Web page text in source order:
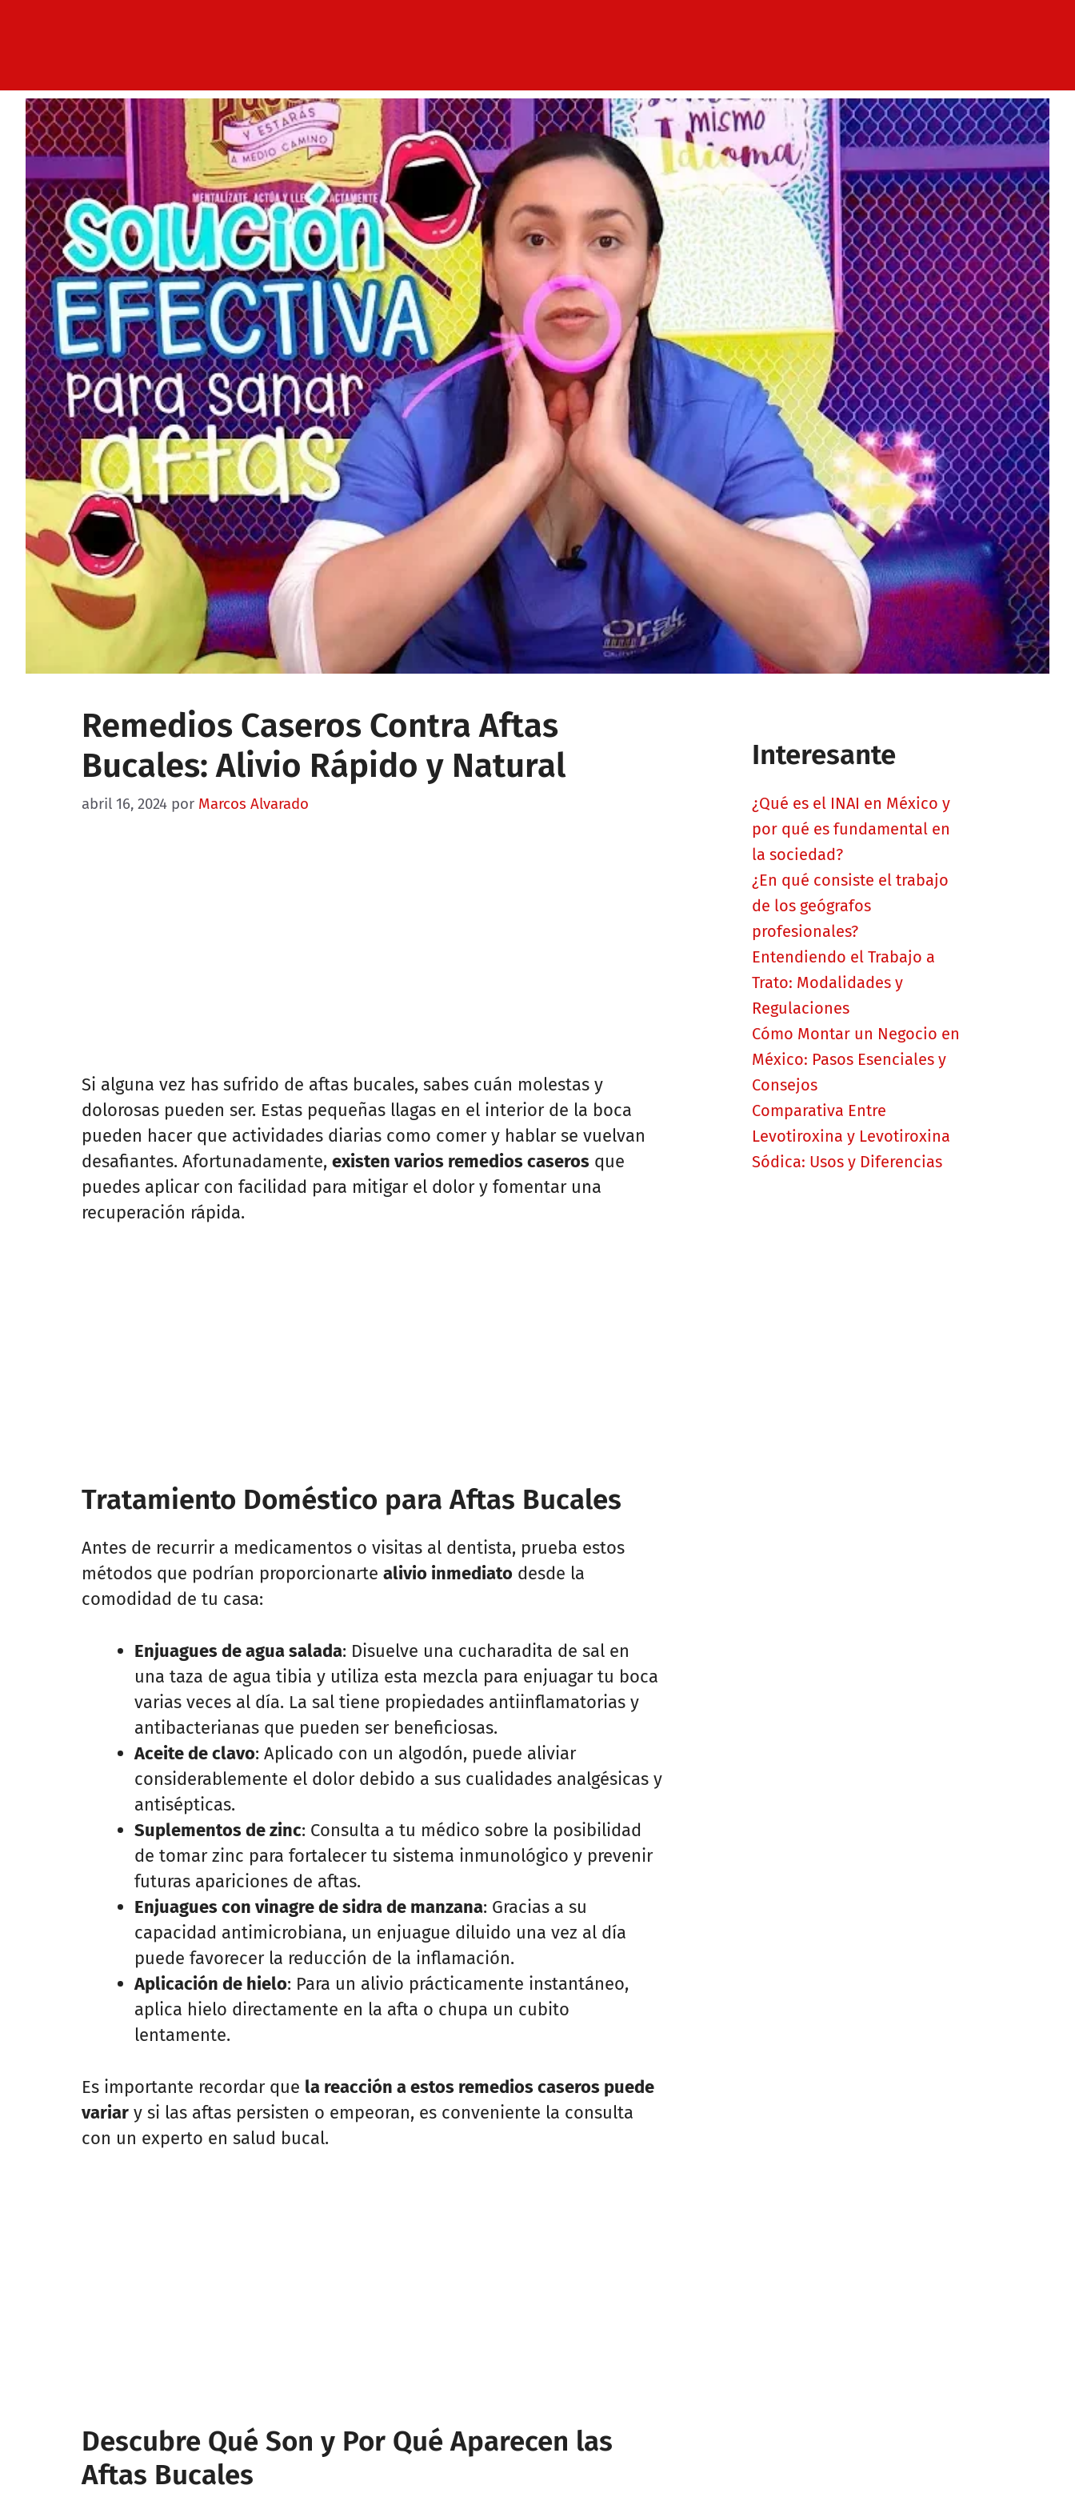
Remedios Caseros Contra Aftas
Bucales: Alivio Rápido y Natural
abril 16, 2024 por Marcos Alvarado
Si alguna vez has sufrido de aftas bucales, sabes cuán molestas y
dolorosas pueden ser. Estas pequeñas llagas en el interior de la boca
pueden hacer que actividades diarias como comer y hablar se vuelvan
desafiantes. Afortunadamente, existen varios remedios caseros que
puedes aplicar con facilidad para mitigar el dolor y fomentar una
recuperación rápida.
Tratamiento Doméstico para Aftas Bucales
Antes de recurrir a medicamentos o visitas al dentista, prueba estos
métodos que podrían proporcionarte alivio inmediato desde la
comodidad de tu casa:
Enjuagues de agua salada: Disuelve una cucharadita de sal en
una taza de agua tibia y utiliza esta mezcla para enjuagar tu boca
varias veces al día. La sal tiene propiedades antiinflamatorias y
antibacterianas que pueden ser beneficiosas.
Aceite de clavo: Aplicado con un algodón, puede aliviar
considerablemente el dolor debido a sus cualidades analgésicas y
antisépticas.
Suplementos de zinc: Consulta a tu médico sobre la posibilidad
de tomar zinc para fortalecer tu sistema inmunológico y prevenir
futuras apariciones de aftas.
Enjuagues con vinagre de sidra de manzana: Gracias a su
capacidad antimicrobiana, un enjuague diluido una vez al día
puede favorecer la reducción de la inflamación.
Aplicación de hielo: Para un alivio prácticamente instantáneo,
aplica hielo directamente en la afta o chupa un cubito
lentamente.
Es importante recordar que la reacción a estos remedios caseros puede
variar y si las aftas persisten o empeoran, es conveniente la consulta
con un experto en salud bucal.
Descubre Qué Son y Por Qué Aparecen las
Aftas Bucales
Interesante
¿Qué es el INAI en México y
por qué es fundamental en
la sociedad?
¿En qué consiste el trabajo
de los geógrafos
profesionales?
Entendiendo el Trabajo a
Trato: Modalidades y
Regulaciones
Cómo Montar un Negocio en
México: Pasos Esenciales y
Consejos
Comparativa Entre
Levotiroxina y Levotiroxina
Sódica: Usos y Diferencias